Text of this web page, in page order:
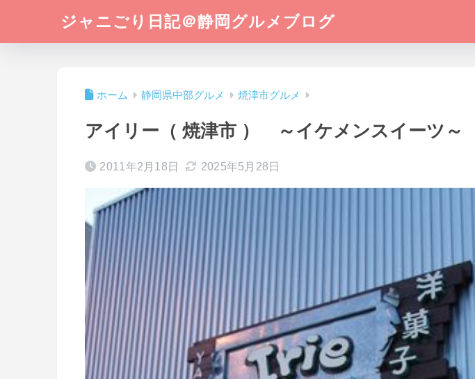
ジャニごり日記＠静岡グルメブログ
ホーム 静岡県中部グルメ 焼津市グルメ
アイリー（ 焼津市 ） ～イケメンスイーツ～
2011年2月18日 2025年5月28日